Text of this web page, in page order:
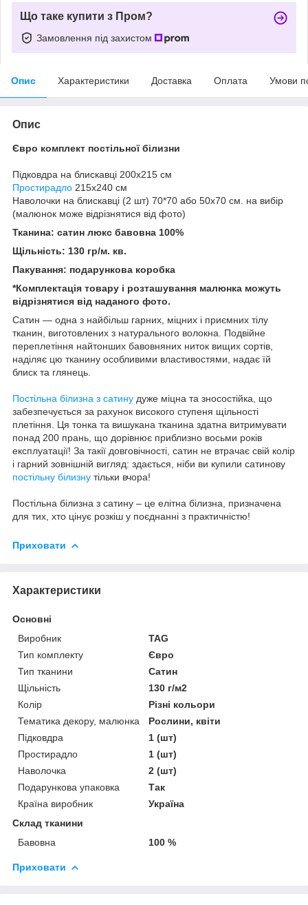
Що таке купити з Пром?
Замовлення під захистом
Опис Характеристики Доставка Оплата Умови
Опис
Євро комплект постільної білизни
Підковдра на блискавці 200x215 см
Простирадло 215x240 см
Наволочки на блискавці (2 шт) 70*70 або 50х70 см. на вибір
(малюнок може відрізнятися від фото)
Тканина: сатин люкс бавовна 100%
Щільність: 130 гр/м. кв.
Пакування: подарункова коробка
*Комплектація товару і розташування малюнка можуть
відрізнятися від наданого фото.
Сатин — одна з найбільш гарних, міцних і приємних тілу
тканин, виготовлених з натурального волокна. Подвійне
переплетіння найтонших бавовняних ниток вищих сортів,
наділяє цю тканину особливими властивостями, надає їй
блиск та глянець.
Постільна білизна з сатину дуже міцна та зносостійка, що
забезпечується за рахунок високого ступеня щільності
плетіння. Ця тонка та вишукана тканина здатна витримувати
понад 200 прань, що дорівнює приблизно восьми років
експлуатації! За такії довговічності, сатин не втрачає свій колір
і гарний зовнішній вигляд: здається, ніби ви купили сатинову
постільну білизну тільки вчора!
Постільна білизна з сатину – це елітна білизна, призначена
для тих, хто цінує розкіш у поєднанні з практичністю!
Приховати
Характеристики
Основні
Виробник
TAG
Тип комплекту
Євро
Тип тканини
Сатин
Щільність
130 г/м2
Колір
Різні кольори
Тематика декору, малюнка
Рослини, квіти
Підковдра
1 (шт)
Простирадло
1 (шт)
Наволочка
2 (шт)
Подарункова упаковка
Так
Країна виробник
Україна
Склад тканини
Бавовна
100 %
Приховати